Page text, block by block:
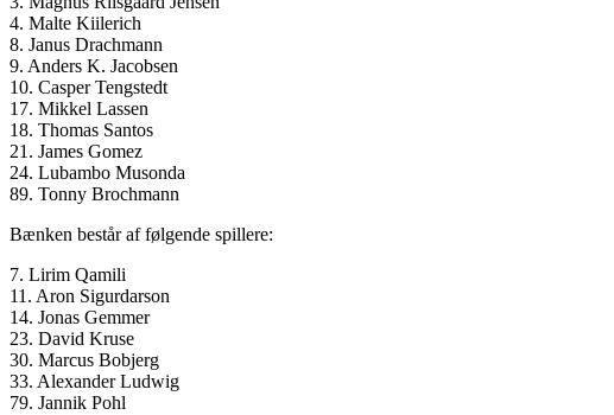
4. Malte Kiilerich
8. Janus Drachmann
9. Anders K. Jacobsen
10. Casper Tengstedt
17. Mikkel Lassen
18. Thomas Santos
21. James Gomez
24. Lubambo Musonda
89. Tonny Brochmann
Bænken består af følgende spillere:
7. Lirim Qamili
11. Aron Sigurdarson
14. Jonas Gemmer
23. David Kruse
30. Marcus Bobjerg
33. Alexander Ludwig
79. Jannik Pohl